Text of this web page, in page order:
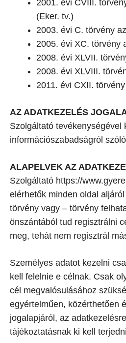
2001. évi CVIII.
(Eker. tv.)
2003. évi C. törvény
2005. évi XC. törvény
2008. évi XLVII.
2008. évi XLVIII.
2011. évi CXII.
AZ ADATKEZELÉS
Szolgáltató
információszabadságról
ALAPELVEK AZ
Szolgáltató https://
elérhetők minden oldal
törvény vagy – törvény
önszántából tud regisztrálni
meg, tehát nem regisztrál
Személyes adatot kezelni
kell felelnie e célnak. Csak
cél megvalósulásához
egyértelműen, közérthetően
jogalapjáról, az
tájékoztatásnak ki kell